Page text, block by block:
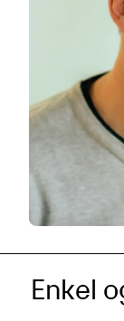
Enkel